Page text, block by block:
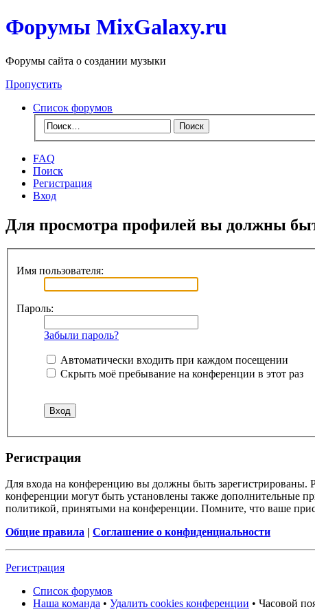
Форумы MixGalaxy.ru
Форумы сайта о создании музыки
Пропустить
Список форумов
FAQ
Поиск
Регистрация
Вход
Для просмотра профилей вы должны
Имя пользователя:
Пароль:
Забыли пароль?
Автоматически входить при каждом посещении
Скрыть моё пребывание на конференции в этот раз
Регистрация
Для входа на конференцию вы должны быть зарегистрированы.
конференции могут быть установлены также дополнительные
политикой, принятыми на конференции. Помните, что ваше
Общие правила | Соглашение о конфиденциальности
Регистрация
Список форумов
Наша команда • Удалить cookies конференции • Часовой